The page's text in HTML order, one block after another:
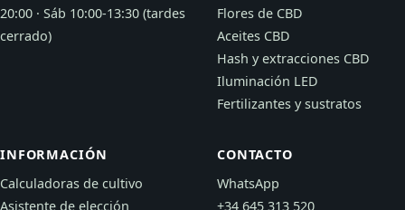
20:00 · Sáb 10:00-13:30 (tardes
cerrado)
Flores de CBD
Aceites CBD
Hash y extracciones CBD
Iluminación LED
Fertilizantes y sustratos
INFORMACIÓN
Calculadoras de cultivo
Asistente de elección
CONTACTO
WhatsApp
+34 645 313 520